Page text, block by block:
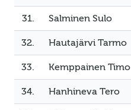
31. Salminen Sulo
32. Hautajärvi Tarmo
33. Kemppainen Timo
34. Hanhineva Tero